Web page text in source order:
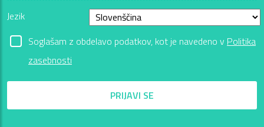
Jezik
Soglašam z obdelavo podatkov, kot je navedeno v Politika
zasebnosti
PRIJAVI SE